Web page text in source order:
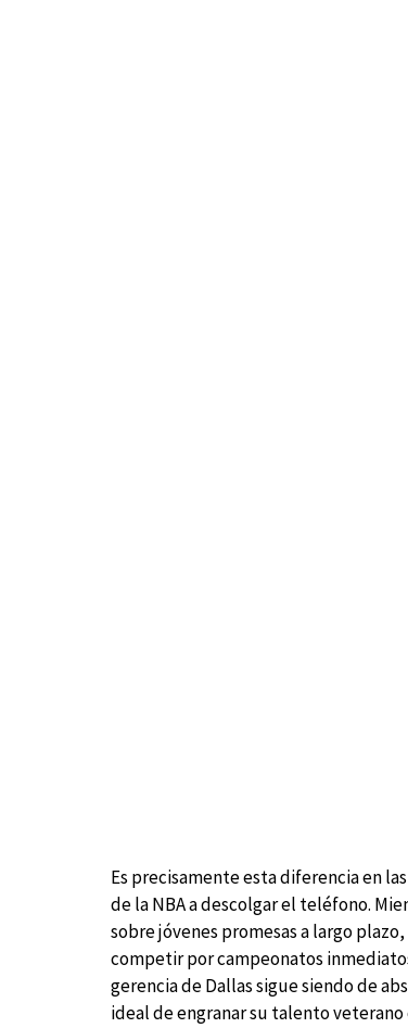
Es precisamente esta diferencia en
de la NBA a descolgar el teléfono.
sobre jóvenes promesas a largo
competir por campeonatos
gerencia de Dallas sigue siendo de
ideal de engranar su talento